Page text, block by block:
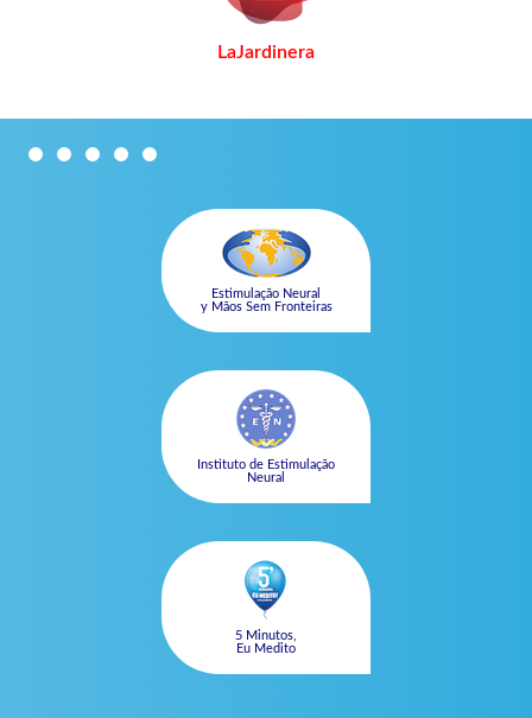
LaJardinera
Estimulação Neural
y Mãos Sem Fronteiras
Instituto de Estimulação
Neural
5 Minutos,
Eu Medito